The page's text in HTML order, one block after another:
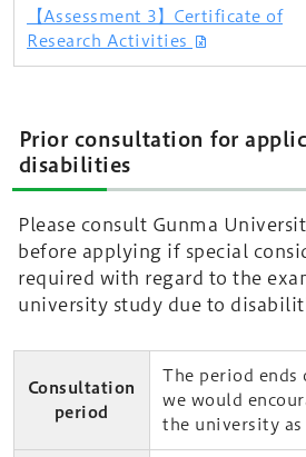
【Assessment 3】Certificate of
Research Activities
Prior consultation for
disabilities
Please consult Gunma
before applying if special
required with regard to the
university study due to
Consultation
period
The period ends
we would
the university as